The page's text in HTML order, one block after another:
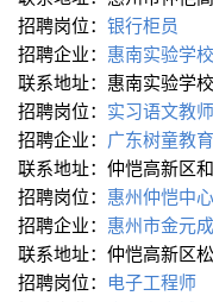
招聘岗位： 银行柜员
招聘企业： 惠南实验学校
联系地址：惠南实验学校
招聘岗位： 实习语文教师
招聘企业： 广东树童教
联系地址：仲恺高新区
招聘岗位： 惠州仲恺中
招聘企业： 惠州市金元
联系地址：仲恺高新区
招聘岗位： 电子工程师